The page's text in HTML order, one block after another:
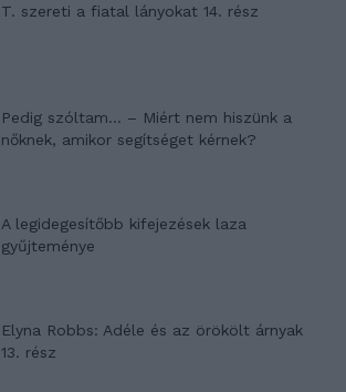
T. szereti a fiatal lányokat 14. rész
Pedig szóltam… – Miért nem hiszünk a
nőknek, amikor segítséget kérnek?
A legidegesítőbb kifejezések laza
gyűjteménye
Elyna Robbs: Adéle és az örökölt árnyak
13. rész